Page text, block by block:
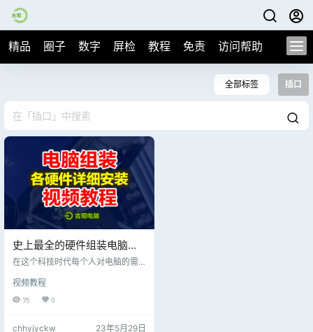
精品 圈子 数字 屏检 教程 免责 访问帮助
全部标签 插口
史上最全的硬件组装电脑搭
配详细视频教程，记得收藏
在这个科技时代每个人对电脑的需
脑比品牌机便宜的多、而且性价比
更高，很多用户都会根据自己的需
视频教程
75 0
chhyjyckw 23年5月29日